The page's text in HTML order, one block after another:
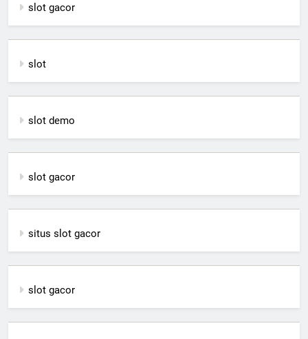
slot gacor
slot
slot demo
slot gacor
situs slot gacor
slot gacor